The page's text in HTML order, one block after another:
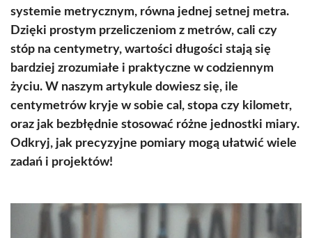
systemie metrycznym, równa jednej setnej metra.
Dzięki prostym przeliczeniom z metrów, cali czy
stóp na centymetry, wartości długości stają się
bardziej zrozumiałe i praktyczne w codziennym
życiu. W naszym artykule dowiesz się, ile
centymetrów kryje w sobie cal, stopa czy kilometr,
oraz jak bezbłędnie stosować różne jednostki miary.
Odkryj, jak precyzyjne pomiary mogą ułatwić wiele
zadań i projektów!